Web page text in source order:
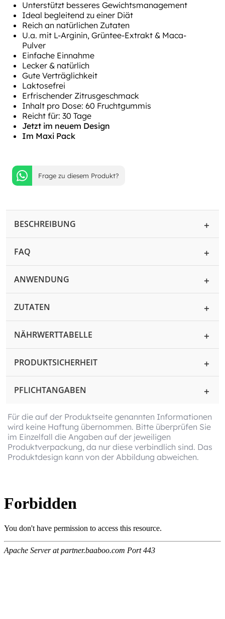
Unterstützt besseres Gewichtsmanagement
Ideal begleitend zu einer Diät
Reich an natürlichen Zutaten
U.a. mit L-Arginin, Grüntee-Extrakt & Maca-
Pulver
Einfache Einnahme
Lecker & natürlich
Gute Verträglichkeit
Laktosefrei
Erfrischender Zitrusgeschmack
Inhalt pro Dose: 60 Fruchtgummis
Reicht für: 30 Tage
Jetzt im neuem Design
Im Maxi Pack
Frage zu diesem Produkt?
BESCHREIBUNG
FAQ
ANWENDUNG
ZUTATEN
NÄHRWERTTABELLE
PRODUKTSICHERHEIT
PFLICHTANGABEN
Für die auf der Produktseite genannten Informationen
wird keine Haftung übernommen. Bitte überprüfen Sie
im Einzelfall die Angaben auf der jeweiligen
Produktverpackung, da nur diese verbindlich sind. Das
Produktdesign kann von der Abbildung abweichen.